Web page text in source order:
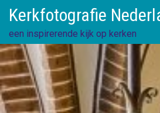
content
Kerkfotografie
een inspirerende kijk op kerken